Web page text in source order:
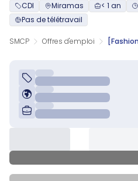
CDI Miramas < 1 an
Pas de télétravail
SMCP Offres d'emploi